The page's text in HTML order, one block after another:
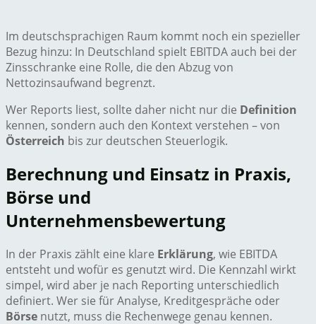
Im deutschsprachigen Raum kommt noch ein spezieller
Bezug hinzu: In Deutschland spielt EBITDA auch bei der
Zinsschranke eine Rolle, die den Abzug von
Nettozinsaufwand begrenzt.
Wer Reports liest, sollte daher nicht nur die Definition
kennen, sondern auch den Kontext verstehen – von
Österreich bis zur deutschen Steuerlogik.
Berechnung und Einsatz in Praxis,
Börse und
Unternehmensbewertung
In der Praxis zählt eine klare Erklärung, wie EBITDA
entsteht und wofür es genutzt wird. Die Kennzahl wirkt
simpel, wird aber je nach Reporting unterschiedlich
definiert. Wer sie für Analyse, Kreditgespräche oder
Börse nutzt, muss die Rechenwege genau kennen.